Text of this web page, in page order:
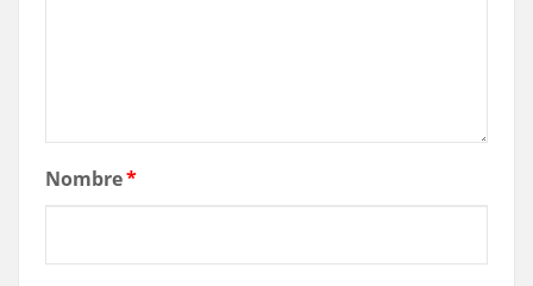
Nombre*